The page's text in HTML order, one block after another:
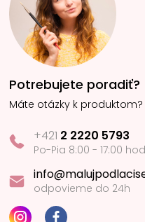
Potrebujete poradiť?
Máte otázky k
+421 2 2220 5793
Po-Pia 8:00 - 17:00
odpovieme do 24h